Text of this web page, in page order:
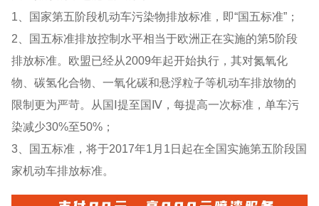
1、国家第五阶段机动车污染物排放标准，即“国五标准”；
2、国五标准排放控制水平相当于欧洲正在实施的第5阶段
排放标准。欧盟已经从2009年起开始执行，其对氮氧化
物、碳氢化合物、一氧化碳和悬浮粒子等机动车排放物的
限制更为严苛。从国Ⅰ提至国Ⅳ，每提高一次标准，单车污
染减少30%至50%；
3、国五标准，将于2017年1月1日起在全国实施第五阶段国
家机动车排放标准。